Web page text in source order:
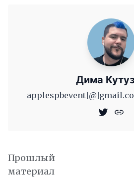
Дима
Прошлый
материал